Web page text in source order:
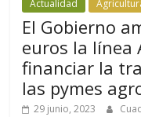
Actualidad
El Gobierno
euros la línea
financiar la
las pymes
29 junio, 2023